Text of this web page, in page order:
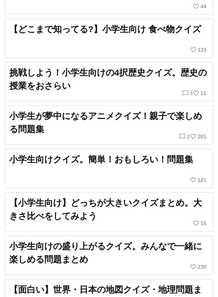
favorite_border 44
【どこまで知ってる?】小学生向け 食べ物クイズ
favorite_border 133
挑戦しよう！小学生向けの4択歴史クイズ。歴史の
授業をおさらい
chat_bubble_outline 3favorite_border 11
小学生が夢中になるアニメクイズ！親子で楽しめ
る問題集
chat_bubble_outline 2favorite_border 201
小学生向けクイズ。簡単！おもしろい！問題集
favorite_border 121
【小学生向け】どっちが大きいクイズまとめ。大
きさ比べをしてみよう
favorite_border 15
小学生向けの盛り上がるクイズ。みんなで一緒に
楽しめる問題まとめ
favorite_border 230
【面白い】世界・日本の地図クイズ・地理問題ま